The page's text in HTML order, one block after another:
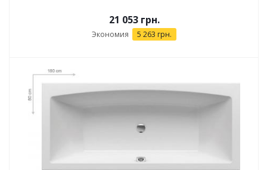
21 053 грн.
Экономия 5 263 грн.